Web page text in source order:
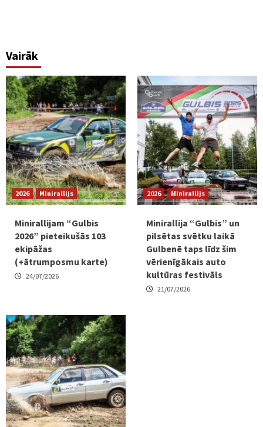
Vairāk
2026 Minirallijs
Minirallijam “Gulbis
2026” pieteikušās 103
ekipāžas
(+ātrumposmu karte)
24/07/2026
2026 Minirallijs
Minirallija “Gulbis” un
pilsētas svētku laikā
Gulbenē taps līdz šim
vērienīgākais auto
kultūras festivāls
21/07/2026